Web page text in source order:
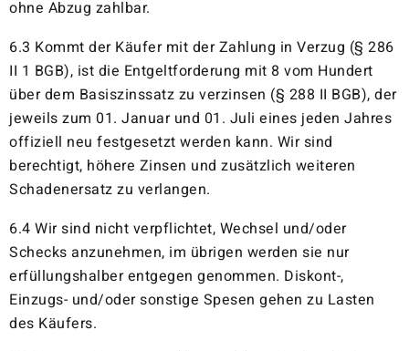
ohne Abzug zahlbar.
6.3 Kommt der Käufer mit der Zahlung in Verzug (§ 286
II 1 BGB), ist die Entgeltforderung mit 8 vom Hundert
über dem Basiszinssatz zu verzinsen (§ 288 II BGB), der
jeweils zum 01. Januar und 01. Juli eines jeden Jahres
offiziell neu festgesetzt werden kann. Wir sind
berechtigt, höhere Zinsen und zusätzlich weiteren
Schadenersatz zu verlangen.
6.4 Wir sind nicht verpflichtet, Wechsel und/oder
Schecks anzunehmen, im übrigen werden sie nur
erfüllungshalber entgegen genommen. Diskont-,
Einzugs- und/oder sonstige Spesen gehen zu Lasten
des Käufers.